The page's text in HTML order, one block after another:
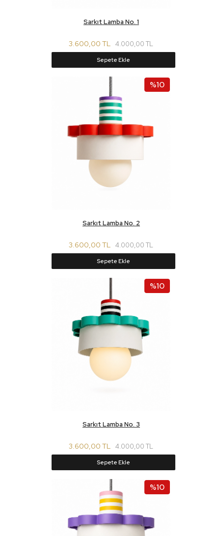
Sarkıt Lamba No. 1
3.600,00 TL 4.000,00 TL
Sepete Ekle
Sarkıt Lamba No. 2
3.600,00 TL 4.000,00 TL
Sepete Ekle
%10
Sarkıt Lamba No. 3
3.600,00 TL 4.000,00 TL
Sepete Ekle
%10
%10